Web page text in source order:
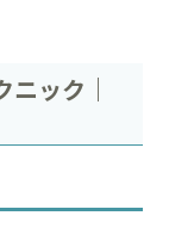
ック｜